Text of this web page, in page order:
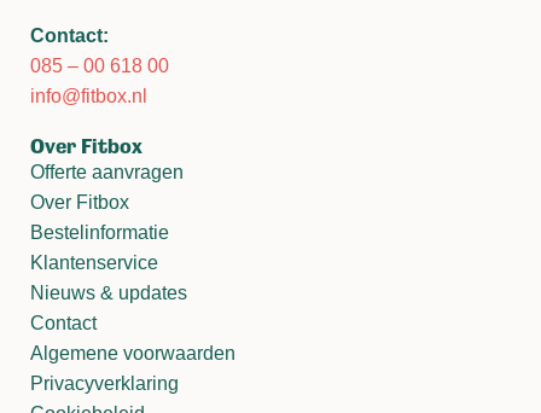
Contact:
085 – 00 618 00
info@fitbox.nl
Over Fitbox
Offerte aanvragen
Over Fitbox
Bestelinformatie
Klantenservice
Nieuws & updates
Contact
Algemene voorwaarden
Privacyverklaring